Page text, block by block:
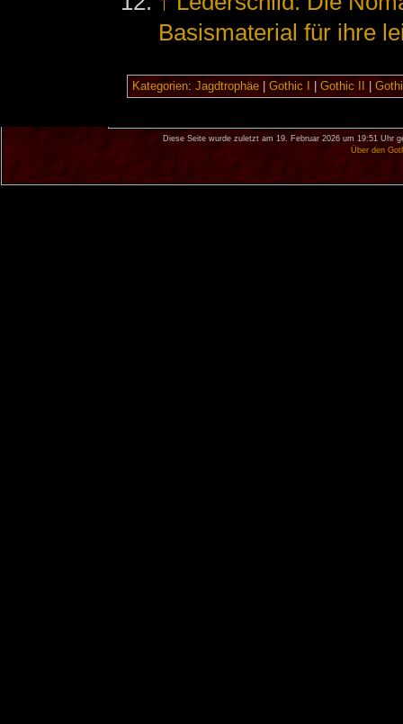
Basismaterial für ihre
Kategorien: Jagdtrophäe| Gothic I Gothic II
Diese Seite wurde zuletzt am 19. Februar 2026 um 19:51 Uhr
Über den